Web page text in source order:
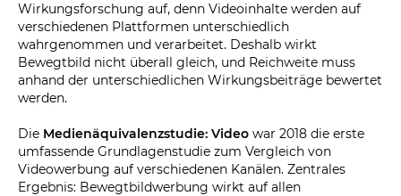
Wirkungsforschung auf, denn Videoinhalte werden auf
verschiedenen Plattformen unterschiedlich
wahrgenommen und verarbeitet. Deshalb wirkt
Bewegtbild nicht überall gleich, und Reichweite muss
anhand der unterschiedlichen Wirkungsbeiträge bewertet
werden.
Die Medienäquivalenzstudie: Video war 2018 die erste
umfassende Grundlagenstudie zum Vergleich von
Videowerbung auf verschiedenen Kanälen. Zentrales
Ergebnis: Bewegtbildwerbung wirkt auf allen